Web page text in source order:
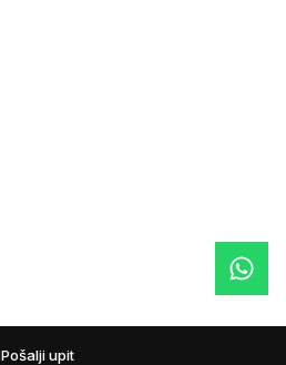
Pošalji upit